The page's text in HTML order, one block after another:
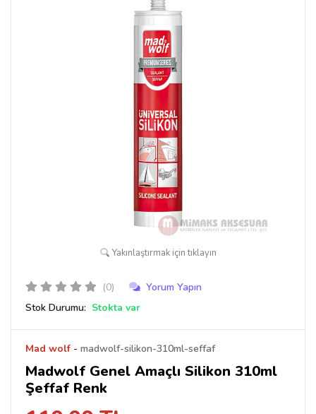
Yakınlaştırmak için tıklayın
(0)
Yorum Yapın
Stok Durumu: Stokta var
Mad wolf - madwolf-silikon-310ml-seffaf
Madwolf Genel Amaçlı Silikon 310ml
Şeffaf Renk